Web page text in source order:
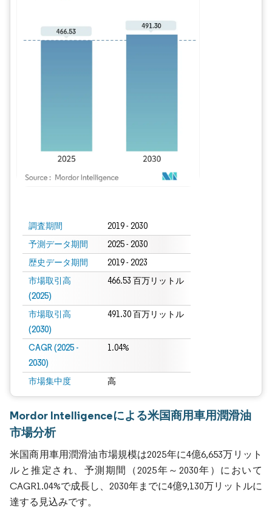
調査期間 2019 - 2030
予測データ期間 2025 - 2030
歴史データ期間 2019 - 2023
市場取引高
(2025)
466.53 百万リットル
市場取引高
(2030)
491.30 百万リットル
CAGR (2025 -
2030)
1.04%
市場集中度 高
Mordor Intelligenceによる米国商用車用潤滑油
市場分析
米国商用車用潤滑油市場規模は2025年に4億6,653万リット
ルと推定され、予測期間（2025年～2030年）において
CAGR1.04%で成長し、2030年までに4億9,130万リットルに
達する見込みです。